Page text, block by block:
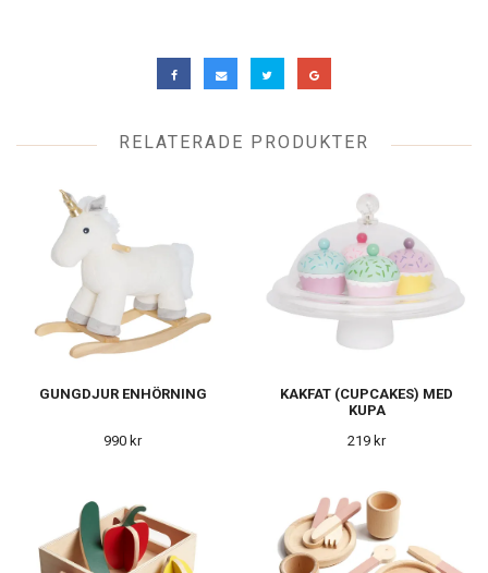
RELATERADE PRODUKTER
GUNGDJUR ENHÖRNING
990 kr
KAKFAT (CUPCAKES) MED
KUPA
219 kr